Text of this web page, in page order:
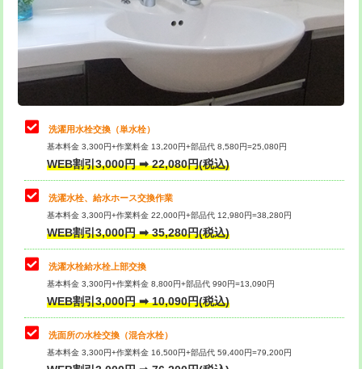
給水管工事※（塩ビ管（VP・HI）使
用（追加）/3ｍ超え)
給水管工事※（ライニング鋼管・銅
管・ポリ管・HT管使用/3ｍまで)
44,000円
給水管工事※（ライニング鋼管・銅
管・ポリ管・HT管使用/3ｍ超え)
排水管工事（土の掘削・埋め戻し作
業）
排水管工事（排水管工事/3ｍまで） 55,000円
排水管工事（追加 排水管工事/3ｍ超
え）
マス交換（土の掘削・埋め戻し作業）
マス交換（深さ50㎝未満）
桝清掃
止水・漏水調査・防水処理・清掃・修
理・調整・分解・加工など（軽作業）
11,000円
止水・漏水調査・防水処理・清掃・修
理・調整・分解・加工など（中作業）
22,000円
止水・漏水調査・防水処理・清掃・修
理・調整・分解・加工など（重作業）
33,000円
キッチンタンク脱着
その他部品の脱着
交換・取付（タンク）
交換・取付(単水栓（壁付・デッキ
式）)
交換・取付(混合水栓（壁付・デッキ
式・ワンホール）)
16,500円+材料費
洗濯用水栓交換（単水栓）
基本料金 3,300円+作業料金 13,200円+部品代 8,580円=25,080円
WEB割引3,000円 ➡ 22,080円(税込)
洗濯水栓、給水ホース交換作業
基本料金 3,300円+作業料金 22,000円+部品代 12,980円=38,280円
WEB割引3,000円 ➡ 35,280円(税込)
洗濯水栓給水栓上部交換
基本料金 3,300円+作業料金 8,800円+部品代 990円=13,090円
WEB割引3,000円 ➡ 10,090円(税込)
洗面所の水栓交換（混合水栓）
基本料金 3,300円+作業料金 16,500円+部品代 59,400円=79,200円